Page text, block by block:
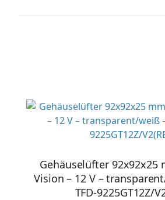
Gehäuselüfter 92x92x25
Vision – 12 V –
TFD-9225GT12Z/